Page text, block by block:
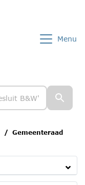
Menu
Gemeenteraad